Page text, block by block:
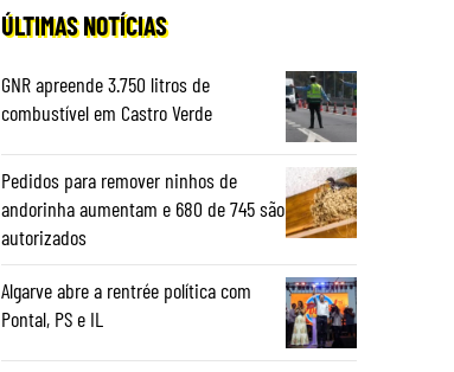
ÚLTIMAS NOTÍCIAS
GNR apreende 3.750 litros de
combustível em Castro Verde
Pedidos para remover ninhos de
andorinha aumentam e 680 de 745 são
autorizados
Algarve abre a rentrée política com
Pontal, PS e IL